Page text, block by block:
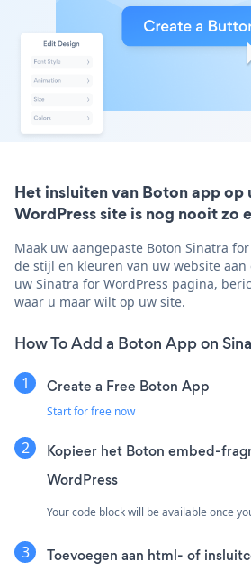
Het insluiten van Boton app op
WordPress site is nog nooit zo
Maak uw aangepaste Boton Sinatra
de stijl en kleuren van uw website aan
uw Sinatra for WordPress pagina,
waar u maar wilt op uw site.
How To Add a Boton App on
Create a Free Boton App
Start for free now
Kopieer het Boton embed-
WordPress
Your code block will be available once
Toevoegen aan html- of